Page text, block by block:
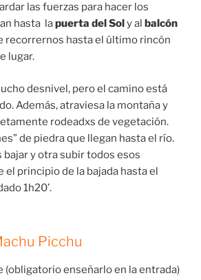
las fuerzas para hacer los
hasta lapuerta del Soly al balcón
recorrernos hasta el último rincón
lugar.
desnivel, pero el camino está
Además, atraviesa la montaña y
rodeadxs de vegetación.
de piedra que llegan hasta el río.
bajar y otra subir todos esos
el principio de la bajada hasta el
1h20’.
Picchu
(obligatorio enseñarlo en la entrada)